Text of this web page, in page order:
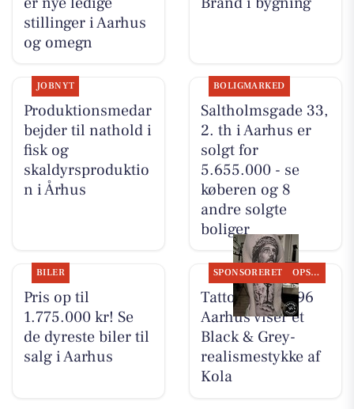
stillinger i Aarhus
og omegn
JOBNYT
Produktionsmedar
bejder til nathold i
fisk og
skaldyrsproduktio
n i Århus
BOLIGMARKED
Saltholmsgade 33,
2. th i Aarhus er
solgt for
5.655.000 - se
køberen og 8
andre solgte
boliger
BILER
Pris op til
1.775.000 kr! Se
de dyreste biler til
salg i Aarhus
SPONSORERET OPSLAGSTAVLEN
Tattoo Studio 96
Aarhus viser et
Black & Grey-
realismestykke af
Kola